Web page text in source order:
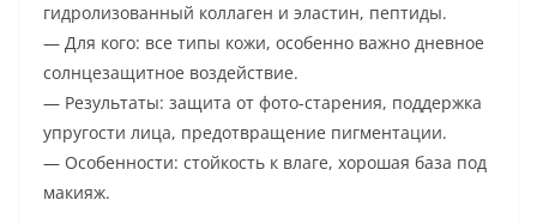
гидролизованный коллаген и эластин, пептиды.
— Для кого: все типы кожи, особенно важно дневное
солнцезащитное воздействие.
— Результаты: защита от фото-старения, поддержка
упругости лица, предотвращение пигментации.
— Особенности: стойкость к влаге, хорошая база под
макияж.